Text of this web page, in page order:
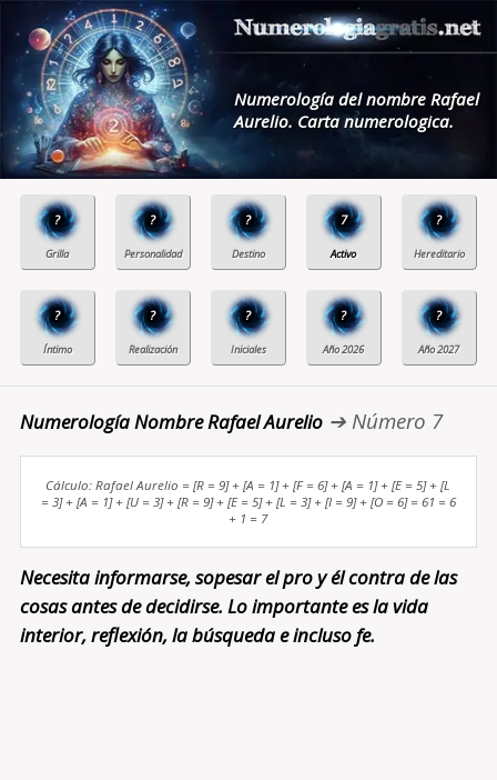
Numerología del nombre Rafael
Aurelio. Carta numerologica.
? ? ? 7 ?
? ? ? ? ?
Numerología Nombre Rafael Aurelio➔ Número 7
Cálculo: Rafael Aurelio = [R = 9] + [A = 1] + [F = 6] + [A = 1] + [E = 5] + [L
= 3] + [A = 1] + [U = 3] + [R = 9] + [E = 5] + [L = 3] + [I = 9] + [O = 6] = 61 = 6
+ 1 = 7
Necesita informarse, sopesar el pro y él contra de las
cosas antes de decidirse. Lo importante es la vida
interior, reflexión, la búsqueda e incluso fe.